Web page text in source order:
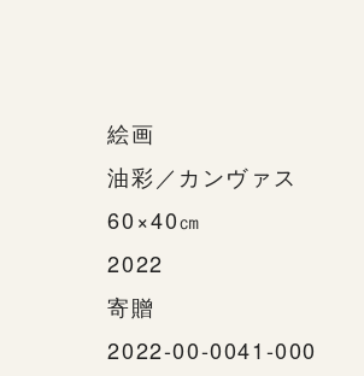
絵画
油彩／カンヴァス
60×40㎝
2022
寄贈
2022-00-0041-000